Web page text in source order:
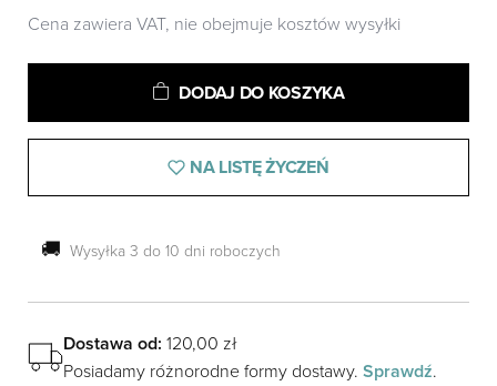
Cena zawiera VAT, nie obejmuje kosztów wysyłki
2
drewna
dębowego
ze
skóry
DODAJ DO KOSZYKA
NA LISTĘ ŻYCZEŃ
🚚 Wysyłka 3 do 10 dni roboczych
Dostawa od: 120,00 zł
Posiadamy różnorodne formy dostawy. Sprawdź.